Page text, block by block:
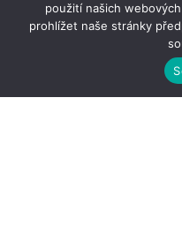
použití našich
prohlížet naše stránky